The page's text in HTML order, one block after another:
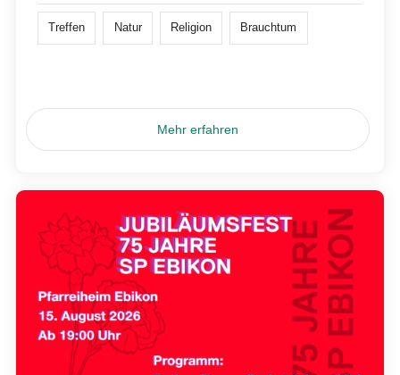
Treffen Natur Religion Brauchtum
Mehr erfahren